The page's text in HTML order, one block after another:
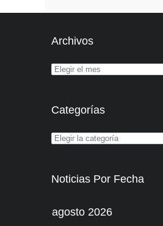
Archivos
Categorías
Noticias Por Fecha
agosto 2026